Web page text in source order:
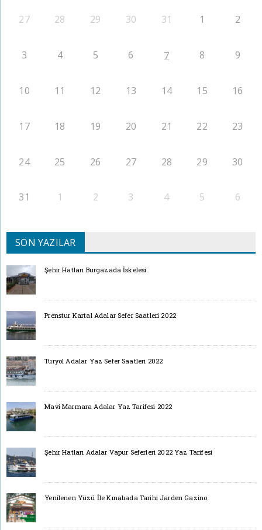
27 28 29 30 31 1 2
3 4 5 6 7 8 9
10 11 12 13 14 15 16
17 18 19 20 21 22 23
24 25 26 27 28 29 30
31 1 2 3 4 5 6
SON YAZILAR
Şehir Hatları Burgazada İskelesi
Prenstur Kartal Adalar Sefer Saatleri 2022
Turyol Adalar Yaz Sefer Saatleri 2022
Mavi Marmara Adalar Yaz Tarifesi 2022
Şehir Hatları Adalar Vapur Seferleri 2022 Yaz Tarifesi
Yenilenen Yüzü İle Kınalıada Tarihi Jarden Gazino